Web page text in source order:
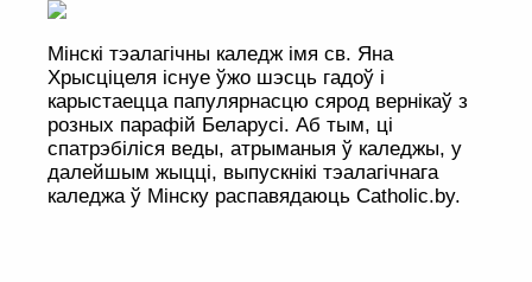
Мінскі тэалагічны каледж імя св. Яна
Хрысціцеля існуе ўжо шэсць гадоў і
карыстаецца папулярнасцю сярод вернікаў з
розных парафій Беларусі. Аб тым, ці
спатрэбіліся веды, атрыманыя ў каледжы, у
далейшым жыцці, выпускнікі тэалагічнага
каледжа ў Мінску распавядаюць Сatholic.by.